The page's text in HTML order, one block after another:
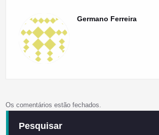
Germano Ferreira
Os comentários estão fechados.
Pesquisar